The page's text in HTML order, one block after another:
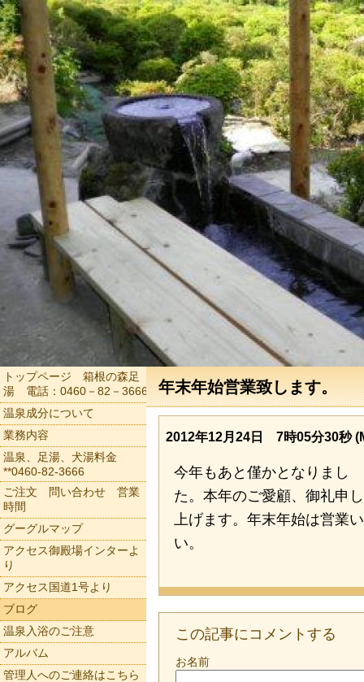
年末年始営業致します。
2012年12月24日 7時05分30秒
今年もあと僅かとなりまし
た。本年のご愛顧、御礼申し
上げます。年末年始は営業
い。
この記事にコメントする
お名前
トップページ 箱根の森足
湯 電話：0460－82－3666
温泉成分について
業務内容
温泉、足湯、犬湯料金
**0460-82-3666
ご注文 問い合わせ 営業
時間
グーグルマップ
アクセス御殿場インターよ
り
アクセス国道1号より
ブログ
温泉入浴のご注意
アルバム
管理人へのご連絡はこちら